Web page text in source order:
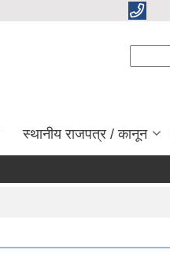
स्थानीय राजपत्र / कानून